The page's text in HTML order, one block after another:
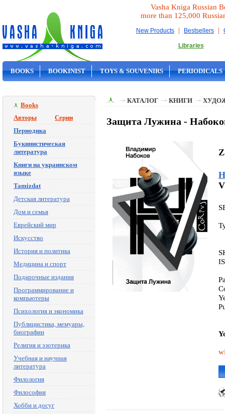
Vasha Kniga Russian
more than 125,000
New Products | Bestsellers |
Libraries
BOOKS BOOKINIST TOYS & SOUVENIRS PERIODICALS
Books
Авторы
Серии
Периодика
Букинистическая
литература
Книги на украинском
языке
Tamizdat
Детская литература
Дом и семья
Еврейский мир
Искусство
История и политика
Медицина и спорт
Подарочные издания
Программирование и
компьютеры
Психология и экономика
Публицистика, мемуары,
биографии
Религия и эзотерика
Учебная и научная
литература
Филология
Философия
Хобби и досуг
КАТАЛОГ КНИГИ
Защита Лужина -